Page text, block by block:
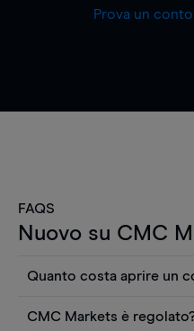
Prova un
FAQS
Nuovo su CMC
Quanto costa aprire un
Puoi anche visualizzare
CMC Markets è